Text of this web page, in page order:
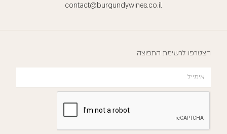
contact@burgundywines.co.il
הצטרפו לרשימת התפוצה